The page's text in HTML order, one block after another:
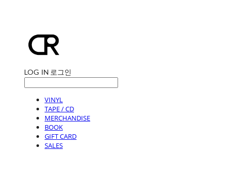
LOG IN 로그인
VINYL
TAPE / CD
MERCHANDISE
BOOK
GIFT CARD
SALES